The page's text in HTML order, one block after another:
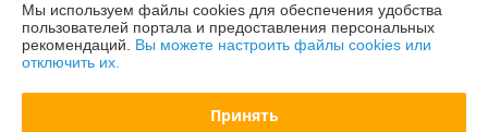
О нас
Мы используем файлы cookies для обеспечения удобства
пользователей портала и предоставления персональных
рекомендаций. Вы можете настроить файлы cookies или
отключить их.
Принять